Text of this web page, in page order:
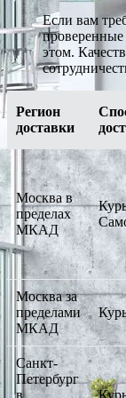
Если вам
проверенные
этом.
Регион
доставки
Москва в
пределах
МКАД
Москва за
пределами
МКАД
Санкт-
Петербург
в